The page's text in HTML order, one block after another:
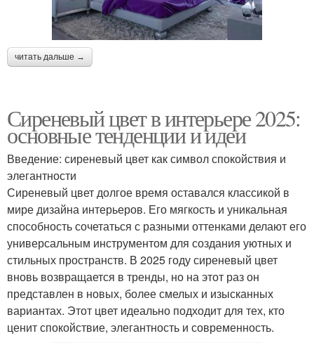
читать дальше →
Сиреневый цвет в интерьере 2025:
основные тенденции и идеи
Введение: сиреневый цвет как символ спокойствия и
элегантности
Сиреневый цвет долгое время оставался классикой в
мире дизайна интерьеров. Его мягкость и уникальная
способность сочетаться с разными оттенками делают его
универсальным инструментом для создания уютных и
стильных пространств. В 2025 году сиреневый цвет
вновь возвращается в тренды, но на этот раз он
представлен в новых, более смелых и изысканных
вариантах. Этот цвет идеально подходит для тех, кто
ценит спокойствие, элегантность и современность.